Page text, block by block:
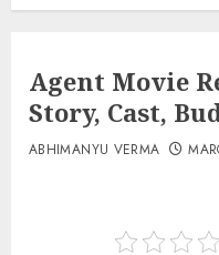
Agent Movie
Story, Cast,
ABHIMANYU VERMA